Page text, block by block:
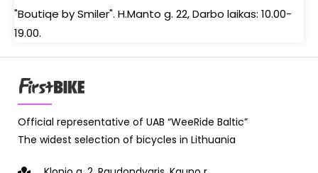
"Boutiqe by Smiler". H.Manto g. 22, Darbo laikas: 10.00-
19.00.
Official representative of UAB “WeeRide Baltic”
The widest selection of bicycles in Lithuania